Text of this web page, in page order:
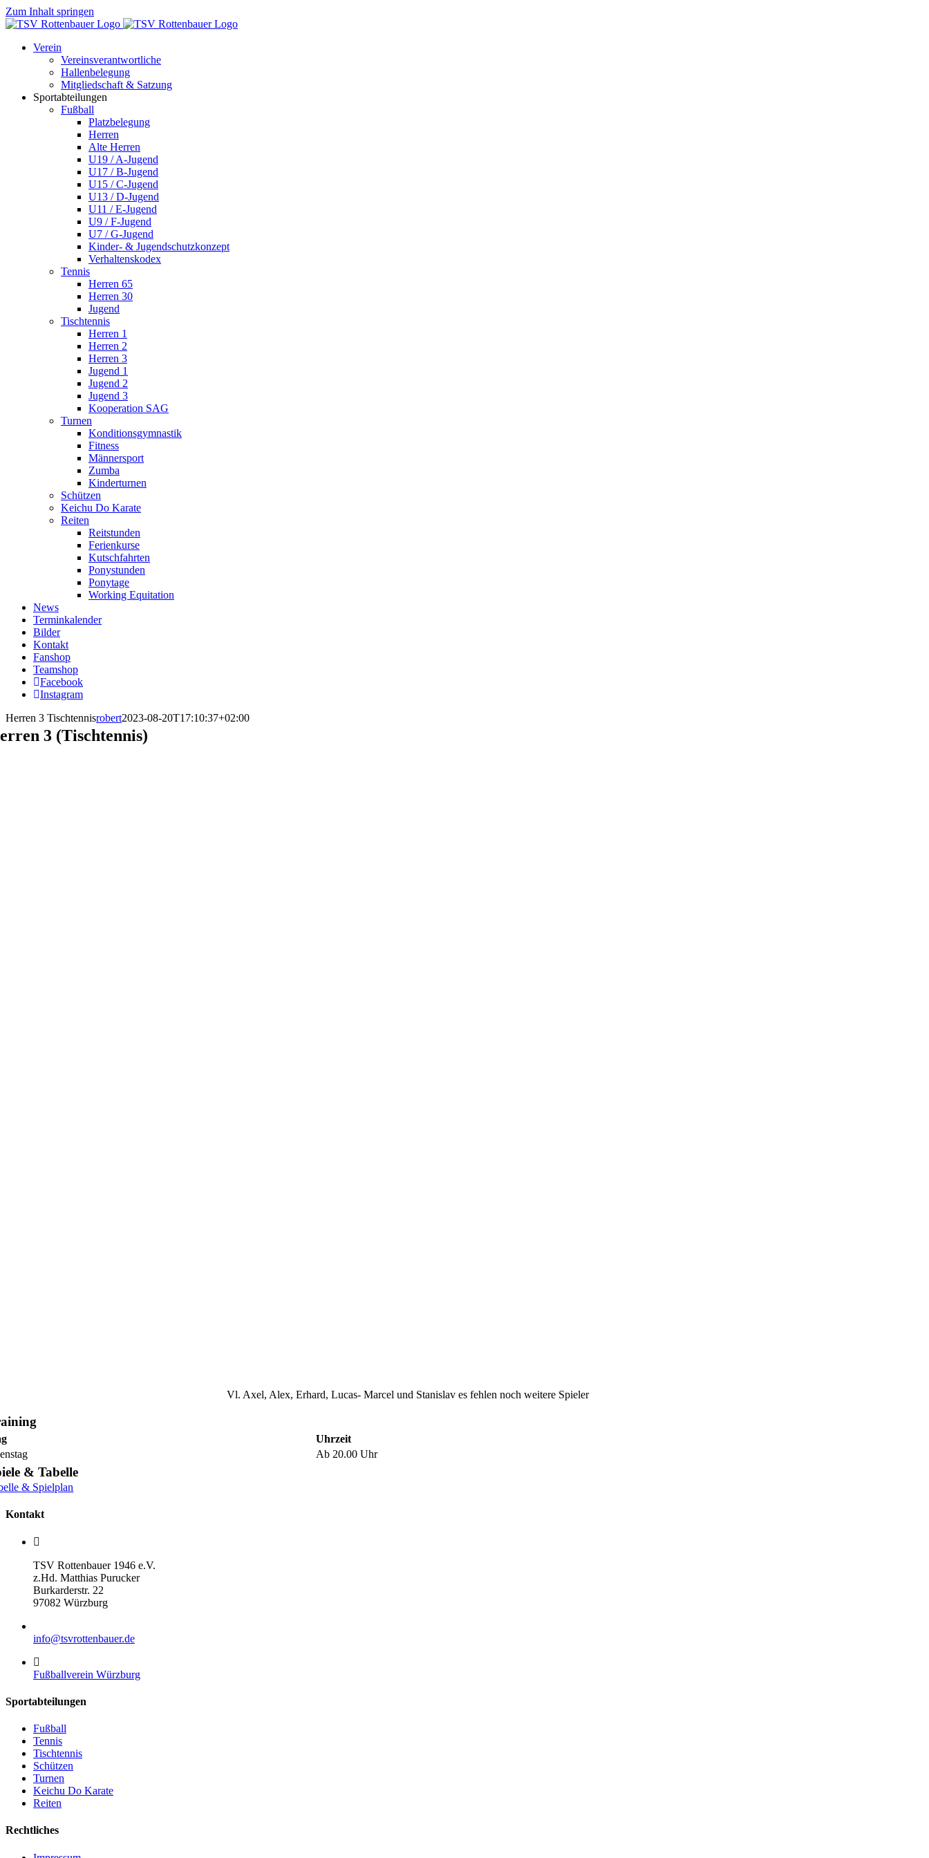
Zum Inhalt springen
Verein
Vereinsverantwortliche
Hallenbelegung
Mitgliedschaft & Satzung
Sportabteilungen
Fußball
Platzbelegung
Herren
Alte Herren
U19 / A-Jugend
U17 / B-Jugend
U15 / C-Jugend
U13 / D-Jugend
U11 / E-Jugend
U9 / F-Jugend
U7 / G-Jugend
Kinder- & Jugendschutzkonzept
Verhaltenskodex
Tennis
Herren 65
Herren 30
Jugend
Tischtennis
Herren 1
Herren 2
Herren 3
Jugend 1
Jugend 2
Jugend 3
Kooperation SAG
Turnen
Konditionsgymnastik
Fitness
Männersport
Zumba
Kinderturnen
Schützen
Keichu Do Karate
Reiten
Reitstunden
Ferienkurse
Kutschfahrten
Ponystunden
Ponytage
Working Equitation
News
Terminkalender
Bilder
Kontakt
Fanshop
Teamshop
Facebook
Instagram
Herren 3 Tischtennisrobert2023-08-20T17:10:37+02:00
3 (Tischtennis)
Vl. Axel, Alex, Erhard, Lucas- Marcel und Stanislav es fehlen noch weitere Spieler
Uhrzeit
Ab 20.00 Uhr
& Tabelle
& Spielplan
Kontakt
TSV Rottenbauer 1946 e.V.
z.Hd. Matthias Purucker
Burkarderstr. 22
97082 Würzburg
info@tsvrottenbauer.de
Fußballverein Würzburg
Sportabteilungen
Fußball
Tennis
Tischtennis
Schützen
Turnen
Keichu Do Karate
Reiten
Rechtliches